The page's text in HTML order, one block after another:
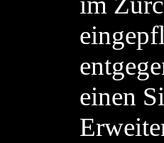
einen